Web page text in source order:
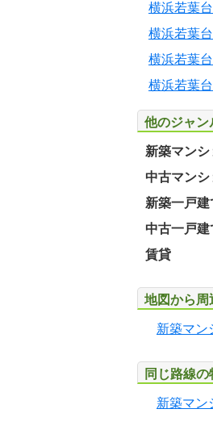
横浜若葉
横浜若葉
横浜若葉
横浜若葉
他のジャン
新築マンシ
中古マンシ
新築一戸建
中古一戸建
賃貸
地図から周
新築マン
同じ路線
新築マン